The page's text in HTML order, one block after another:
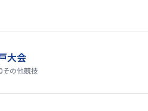
大会
その他競技